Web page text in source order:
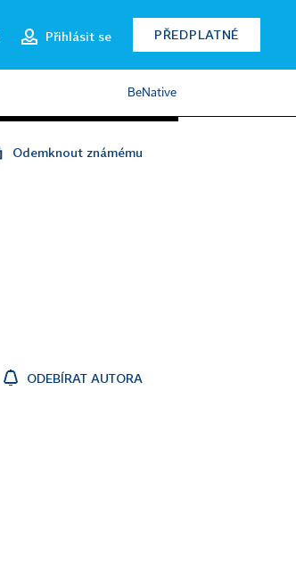
Přihlásit se PŘEDPLATNÉ
BeNative
Odemknout známému
ODEBÍRAT AUTORA